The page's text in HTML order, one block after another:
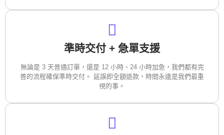
準時交付 + 急單支援
無論是 3 天普通訂單，還是 12 小時、24 小時加急，我們都有完
善的流程確保準時交付。 延誤即全額退款，時間永遠是我們最重
視的事。